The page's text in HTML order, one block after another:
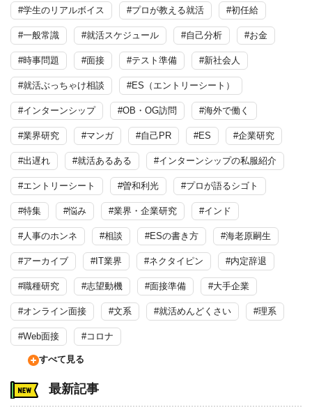
#学生のリアルボイス #プロが教える就活 #初任給
#一般常識 #就活スケジュール #自己分析 #お金
#時事問題 #面接 #テスト準備 #新社会人
#就活ぶっちゃけ相談 #ES（エントリーシート）
#インターンシップ #OB・OG訪問 #海外で働く
#業界研究 #マンガ #自己PR #ES #企業研究
#出遅れ #就活あるある #インターンシップの私服紹介
#エントリーシート #曽和利光 #プロが語るシゴト
#特集 #悩み #業界・企業研究 #インド
#人事のホンネ #相談 #ESの書き方 #海老原嗣生
#アーカイブ #IT業界 #ネクタイピン #内定辞退
#職種研究 #志望動機 #面接準備 #大手企業
#オンライン面接 #文系 #就活めんどくさい #理系
#Web面接 #コロナ
すべて見る
最新記事